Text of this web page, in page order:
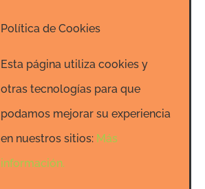
Política de Cookies
Esta página utiliza cookies y
otras tecnologías para que
podamos mejorar su experiencia
en nuestros sitios: Más
información.